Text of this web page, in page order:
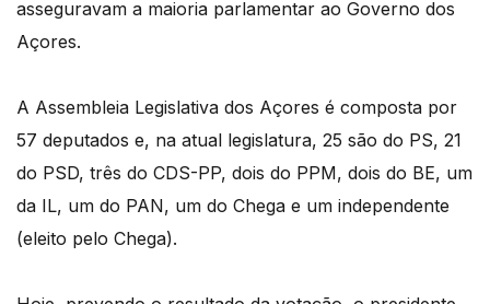
asseguravam a maioria parlamentar ao Governo dos
Açores.
A Assembleia Legislativa dos Açores é composta por
57 deputados e, na atual legislatura, 25 são do PS, 21
do PSD, três do CDS-PP, dois do PPM, dois do BE, um
da IL, um do PAN, um do Chega e um independente
(eleito pelo Chega).